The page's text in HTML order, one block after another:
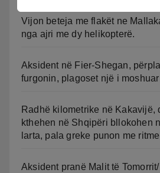
Vijon beteja me flakët ne
nga ajri me dy helikopterë.
Aksident në Fier-Shegan,
furgonin, plagoset një i moshuar
Radhë kilometrike në Kakavijë,
kthehen në Shqipëri bllokohen
larta, pala greke punon me
Aksident pranë Malit të